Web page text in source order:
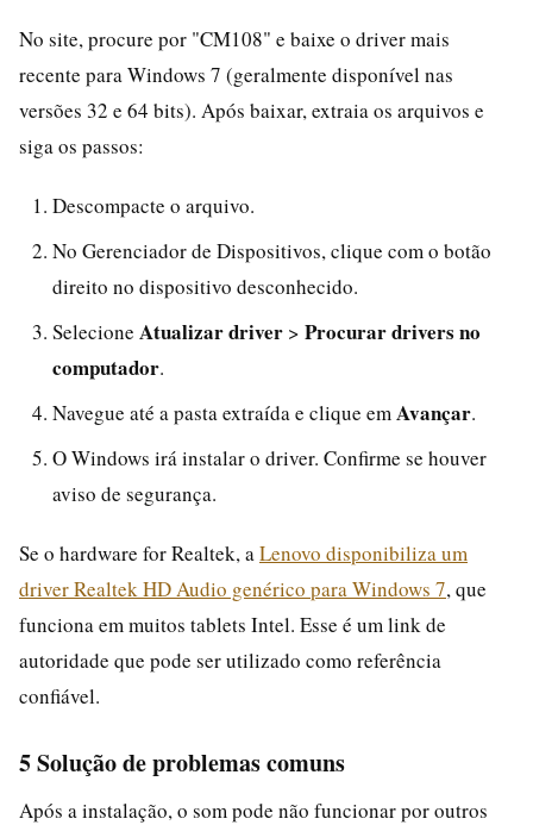
No site, procure por "CM108" e baixe o driver mais
recente para Windows 7 (geralmente disponível nas
versões 32 e 64 bits). Após baixar, extraia os arquivos e
siga os passos:
Descompacte o arquivo.
No Gerenciador de Dispositivos, clique com o botão
direito no dispositivo desconhecido.
Selecione Atualizar driver > Procurar drivers no
computador.
Navegue até a pasta extraída e clique em Avançar.
O Windows irá instalar o driver. Confirme se houver
aviso de segurança.
Se o hardware for Realtek, a Lenovo disponibiliza um
driver Realtek HD Audio genérico para Windows 7, que
funciona em muitos tablets Intel. Esse é um link de
autoridade que pode ser utilizado como referência
confiável.
5 Solução de problemas comuns
Após a instalação, o som pode não funcionar por outros